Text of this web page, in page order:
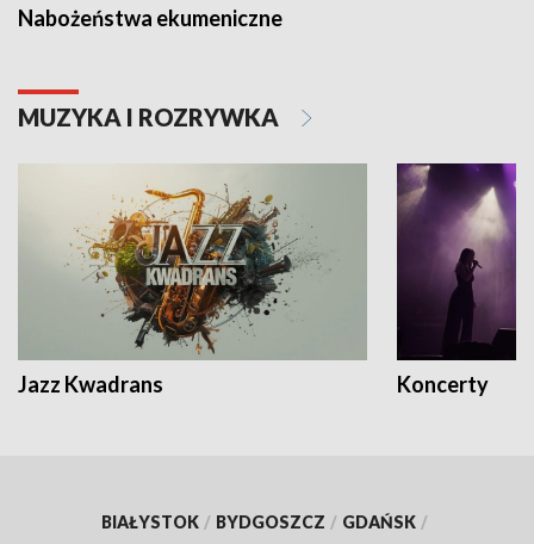
Nabożeństwa ekumeniczne
MUZYKA I ROZRYWKA
Jazz Kwadrans Koncerty
BIAŁYSTOK / BYDGOSZCZ / GDAŃSK /